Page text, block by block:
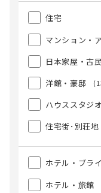
住宅
マンション・
日本家屋・古
洋館・豪邸
ハウススタジ
住宅街･別荘地
ホテル・ブラ
ホテル・旅館